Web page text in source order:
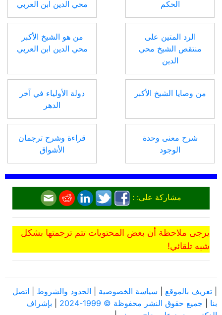
الحكم
محي الدين ابن العربي
الرد المتين على
منتقص الشيخ محي
الدين
من هو الشيخ الأكبر
محي الدين ابن العربي
من وصايا الشيخ الأكبر
دولة الأولياء في آخر
الدهر
شرح معنى وحدة
الوجود
قراءة وشرح ترجمان
الأشواق
مشاركة على: :
يرجى ملاحظة أن بعض المحتويات تتم ترجمتها بشكل
شبه تلقائي!
تعريف بالموقع سياسة الخصوصية الحدود والشروط
اتصل
بنا
جميع حقوق النشر محفوظة © 1999-2024
بإشراف